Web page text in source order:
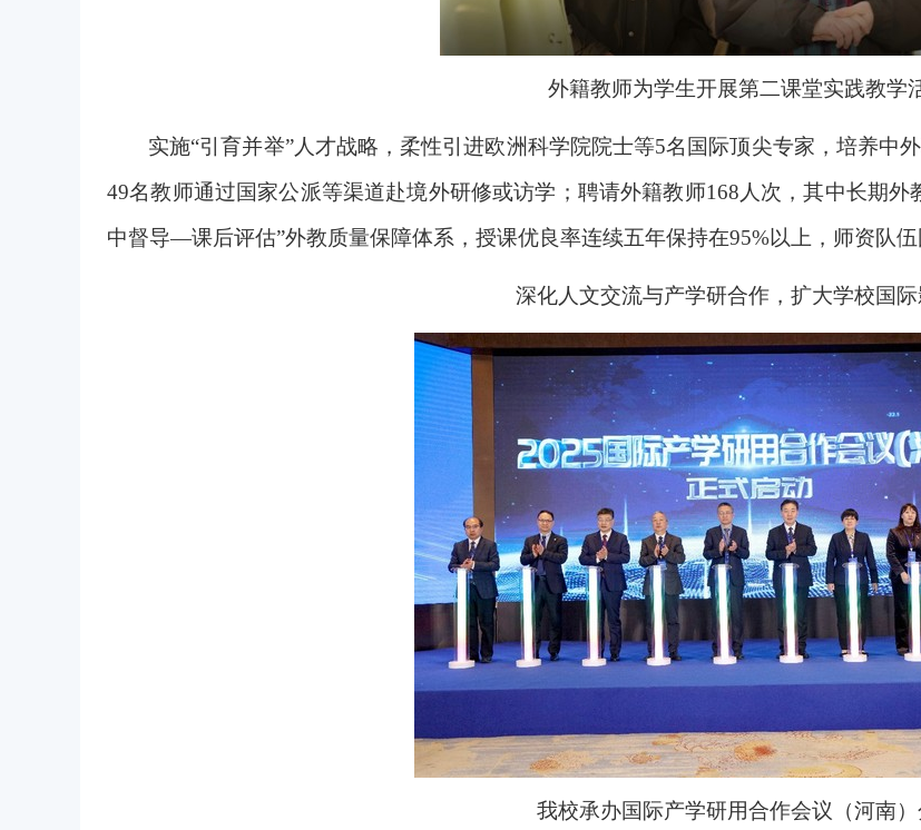
外籍教师为学生开展第二课堂实践教学
实施“引育并举”人才战略，柔性引进欧洲科学院院士等5名国际顶尖专家，培养中
49名教师通过国家公派等渠道赴境外研修或访学；聘请外籍教师168人次，其中长期
中督导—课后评估”外教质量保障体系，授课优良率连续五年保持在95%以上，师资队伍
深化人文交流与产学研合作，扩大学校国际
我校承办国际产学研用合作会议（河南